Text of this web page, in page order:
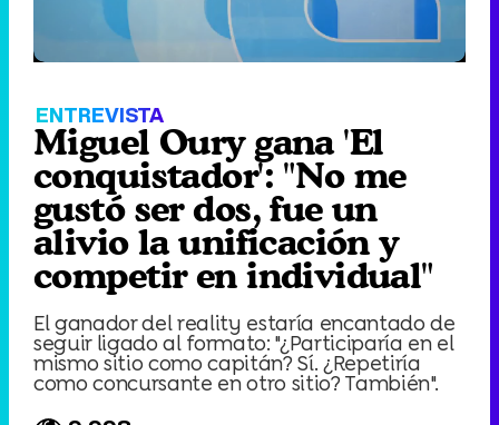
Unmute
ENTREVISTA
Miguel Oury gana 'El
conquistador': "No me
gustó ser dos, fue un
alivio la unificación y
competir en individual"
El ganador del reality estaría encantado de
seguir ligado al formato: "¿Participaría en el
mismo sitio como capitán? Sí. ¿Repetiría
como concursante en otro sitio? También".